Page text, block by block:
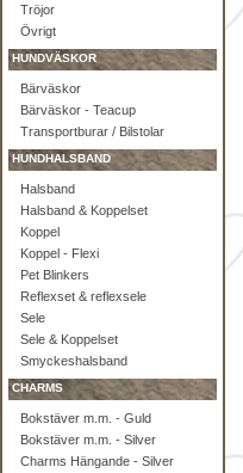
Tröjor
Övrigt
HUNDVÄSKOR
Bärväskor
Bärväskor - Teacup
Transportburar / Bilstolar
HUNDHALSBAND
Halsband
Halsband & Koppelset
Koppel
Koppel - Flexi
Pet Blinkers
Reflexset & reflexsele
Sele
Sele & Koppelset
Smyckeshalsband
CHARMS
Bokstäver m.m. - Guld
Bokstäver m.m. - Silver
Charms Hängande - Silver